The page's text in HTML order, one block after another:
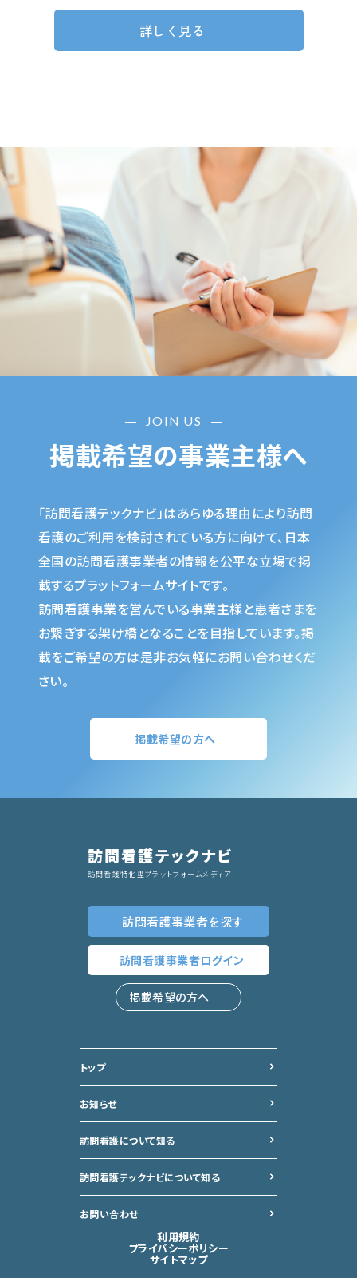
詳しく見る
JOIN US
掲載希望の事業主様へ
「訪問看護テックナビ」はあらゆる理由により訪問
看護のご利用を検討されている方に向けて、日本
全国の訪問看護事業者の情報を公平な立場で掲
載するプラットフォームサイトです。
訪問看護事業を営んでいる事業主様と患者さまを
お繋ぎする架け橋となることを目指しています。掲
載をご希望の方は是非お気軽にお問い合わせくだ
さい。
掲載希望の方へ
訪問看護テックナビ
訪問看護特化型プラットフォームメディア
訪問看護事業者を探す
訪問看護事業者ログイン
掲載希望の方へ
トップ
お知らせ
訪問看護について知る
訪問看護テックナビについて知る
お問い合わせ
利用規約
プライバシーポリシー
サイトマップ